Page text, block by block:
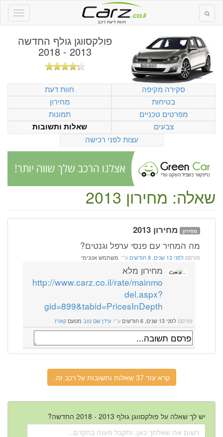
חוות דעת רכב
פולקסווגן גולף החדשה
2013 - 2018
סקירה מקיפה
חוות דעת
בטיחות
מחירון
מפרטים טכניים
תמונות
צבעים
שאלות ותשובות
עצות לפני רכישה
שאלה: מחירון 2013
מחירון מחירון 2013
מה המחיר עם פנסי ערפל וגנטים?
פורסם לפני 13 שנים, 8 חודשים ע"י: משתמש אנונימי
מחירון מלא
http://www.carz.co.il/rate/mainmo
del.aspx?
gid=899&tabid=PricesInDepth
פורסם לפני 13 שנים, 6 חודשים ע"י: עידן שם טוב מטעם קארז
קרא עוד 37 שאלות ותשובות על רכב זה.
יש לך שאלה על פולקסווגן גולף 2013 - 2018 החדשה?